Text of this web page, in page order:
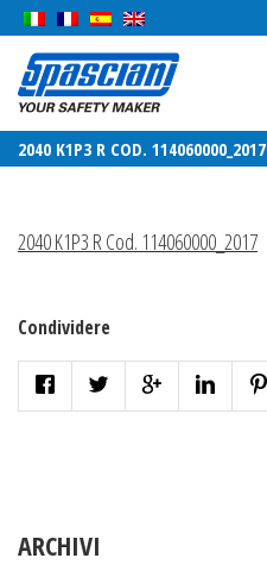
2040 K1P3 R COD. 114060000_2017
2040 K1P3 R Cod. 114060000_2017
Condividere
ARCHIVI